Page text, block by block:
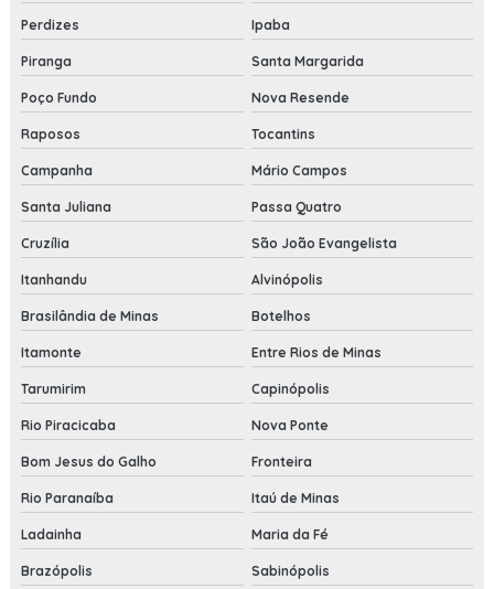
Perdizes Ipaba
Piranga Santa Margarida
Poço Fundo Nova Resende
Raposos Tocantins
Campanha Mário Campos
Santa Juliana Passa Quatro
Cruzília São João Evangelista
Itanhandu Alvinópolis
Brasilândia de Minas Botelhos
Itamonte Entre Rios de Minas
Tarumirim Capinópolis
Rio Piracicaba Nova Ponte
Bom Jesus do Galho Fronteira
Rio Paranaíba Itaú de Minas
Ladainha Maria da Fé
Brazópolis Sabinópolis